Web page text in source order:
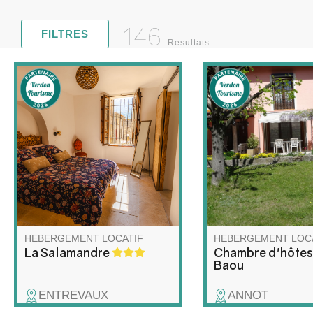
FILTRES 146 Resultats
Vivez l'Authenticité
(Accessible !) Appartement en
rez-de-chaussée rénové,
lumineux et spacieux, situé
dans une charmante maison
de village du 17e siècle.
Accessibilité pour les
personnes à mobilité réduite
et de toutes les commodités
nécessaires.
HEBERGEMENT LOCATIF
La Salamandre
ENTREVAUX
Vos hôtes vous
dans leur maison
d'un jardin arboré.
de randonnée,
orientera vers les
sentiers de la région
Julienne vous
petits déjeuners
HEBERGEMENT
Chambre
Baou
ANNOT